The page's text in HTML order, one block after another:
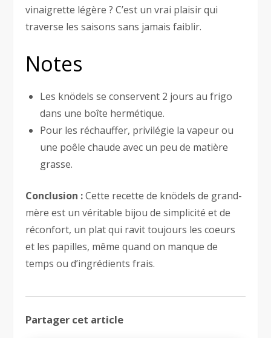
vinaigrette légère ? C’est un vrai plaisir qui
traverse les saisons sans jamais faiblir.
Notes
Les knödels se conservent 2 jours au frigo
dans une boîte hermétique.
Pour les réchauffer, privilégie la vapeur ou
une poêle chaude avec un peu de matière
grasse.
Conclusion :Cette recette de knödels de grand-
mère est un véritable bijou de simplicité et de
réconfort, un plat qui ravit toujours les coeurs
et les papilles, même quand on manque de
temps ou d’ingrédients frais.
Partager cet article